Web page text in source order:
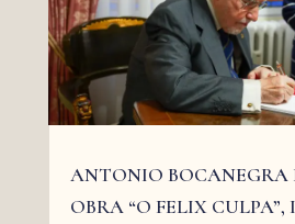
ANTONIO BOCANEGRA
OBRA “O FELIX